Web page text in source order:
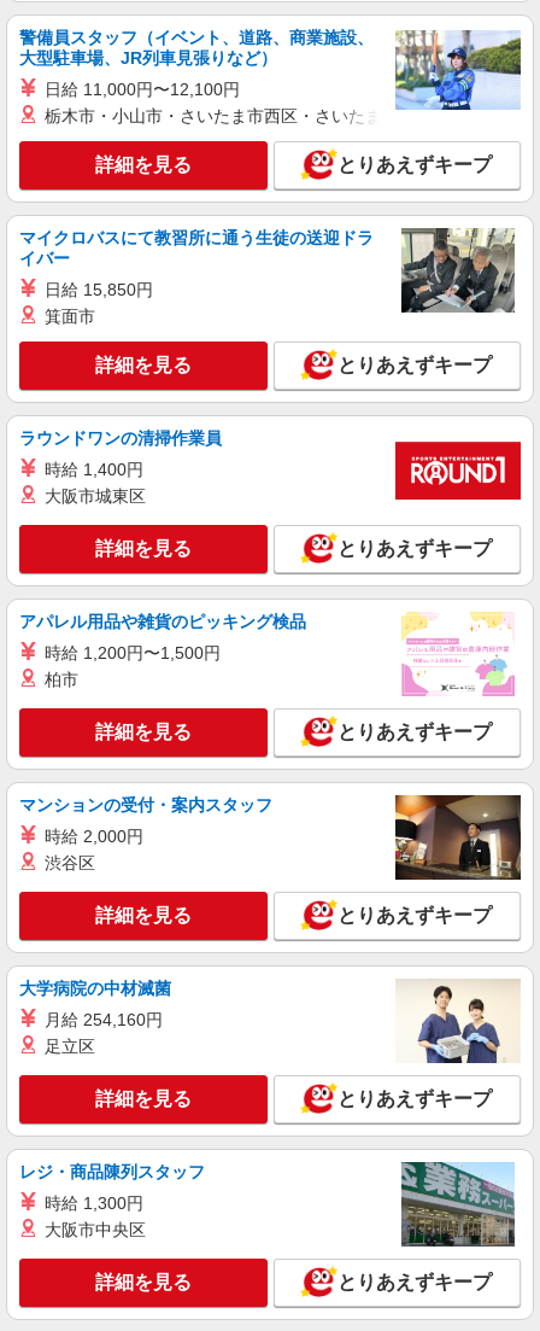
調理師（介護施設での仕込み・調理・盛付な
ど）
月給：233,430円〜280,000円 みなし残業代：
29,430円（20時間）〜44,150円（30時間）を含む
※みなし残業超過分別途支給 ※みなし残業なしも
験・能力により考慮します。 ※賞与年2回（金額
は業績・成績により変動） ※昇給年2回 ※試用期
間3ヶ月（条件変更なし）
特別養護老人ホーム 城東こすもす苑 （大阪
府大阪市城東区蒲生2-2-38）
キープ 詳細を見る
正社員
株式会社塩梅
調理責任者（介護施設での仕込み・調理・スタ
月給：265,000円〜 みなし残業代：44,150円
（30時間） ※みなし残業超過分別途支給 ※交通
費全額支給（規定有り） ※給与は経験・能力によ
により変動） ※昇給年1回 ※試用期間3ヶ月（条
府大阪市城東区蒲生2-2-38）
キープ 詳細を見る
イフスコヘルスケア株式会社
調理／保育園での調理・盛付・配膳・洗浄等
時給：1350円
関目中央保育園 （大阪府大阪市城東区関目5-
キープ 詳細を見る
パート
イフスコヘルスケア株式会社
調理補助／保育園での盛付・配膳・洗浄等
関目中央保育園 （大阪府大阪市城東区関目5-
12-6）
キープ 詳細を見る
正社員
イフスコヘルスケア株式会社
調理師／保育園での調理・仕込み・配膳等
月給225,000円〜250,000円 ※経験等考慮の
上優遇
関目中央保育園 （大阪府大阪市城東区関目5-
12-6）
キープ 詳細を見る
パート
株式会社塩梅
警備員スタッフ（イベント、道路、商業施設、
大型駐車場、JR列車見張りなど）
日給 11,000円〜12,100円
栃木市・小山市・さいたま市西区・さいたま市岩槻区・久喜市・
詳細を見る とりあえずキープ
マイクロバスにて教習所に通う生徒の送迎ドラ
イバー
日給 15,850円
箕面市
詳細を見る とりあえずキープ
ラウンドワンの清掃作業員
時給 1,400円
大阪市城東区
詳細を見る とりあえずキープ
アパレル用品や雑貨のピッキング検品
時給 1,200円〜1,500円
柏市
詳細を見る とりあえずキープ
マンションの受付・案内スタッフ
時給 2,000円
渋谷区
詳細を見る とりあえずキープ
大学病院の中材滅菌
月給 254,160円
足立区
詳細を見る とりあえずキープ
レジ・商品陳列スタッフ
時給 1,300円
大阪市中央区
詳細を見る とりあえずキープ